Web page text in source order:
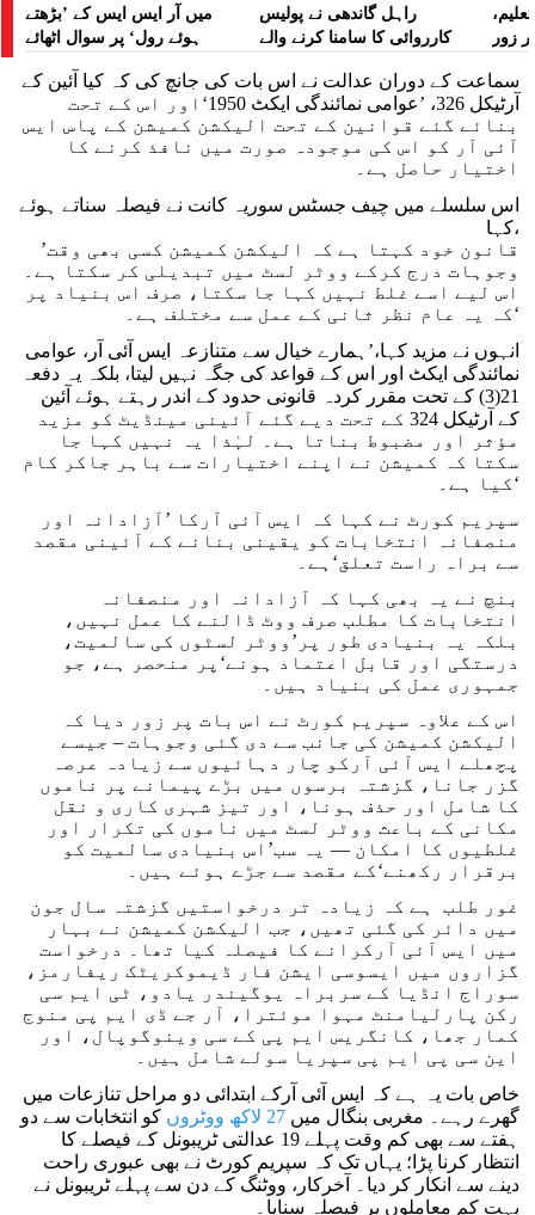
میں آر ایس ایس کے ’بڑھتے
ہوئے رول‘ پر سوال اٹھائے
راہل گاندھی نے پولیس
کارروائی کا سامنا کرنے والے
زور
سماعت کے دوران عدالت نے اس بات کی جانچ کی کہ کیا آئین کے
آرٹیکل 326، ’عوامی نمائندگی ایکٹ 1950‘اور اس کے تحت
بنائے گئے قوانین کے تحت الیکشن کمیشن کے پاس ایس
آئی آر کو اس کی موجودہ صورت میں نافذ کرنے کا
اختیار حاصل ہے۔
اس سلسلے میں چیف جسٹس سوریہ کانت نے فیصلہ سناتے ہوئے
کہا،
’قانون خود کہتا ہے کہ الیکشن کمیشن کسی بھی وقت
وجوہات درج کرکے ووٹر لسٹ میں تبدیلی کر سکتا ہے۔
اس لیے اسے غلط نہیں کہا جا سکتا، صرف اس بنیاد پر
کہ یہ عام نظر ثانی کے عمل سے مختلف ہے۔‘
انہوں نے مزید کہا،’ہمارے خیال سے متنازعہ ایس آئی آر، عوامی
نمائندگی ایکٹ اور اس کے قواعد کی جگہ نہیں لیتا، بلکہ یہ دفعہ
21(3) کے تحت مقرر کردہ قانونی حدود کے اندر رہتے ہوئے آئین
کے آرٹیکل 324 کے تحت دیے گئے آئینی مینڈیٹ کو مزید
مؤثر اور مضبوط بناتا ہے۔ لہٰذا یہ نہیں کہا جا
سکتا کہ کمیشن نے اپنے اختیارات سے باہر جاکر کام
کیا ہے۔‘
سپریم کورٹ نے کہا کہ ایس آئی آرکا ’آزادانہ اور
منصفانہ انتخابات کو یقینی بنانے کے آئینی مقصد
سے براہ راست تعلق‘ہے۔
بنچ نے یہ بھی کہا کہ آزادانہ اور منصفانہ
انتخابات کا مطلب صرف ووٹ ڈالنے کا عمل نہیں،
بلکہ یہ بنیادی طور پر’ووٹر لسٹوں کی سالمیت،
درستگی اور قابل اعتماد ہونے‘پر منحصر ہے، جو
جمہوری عمل کی بنیاد ہیں۔
اس کے علاوہ سپریم کورٹ نے اس بات پر زور دیا کہ
الیکشن کمیشن کی جانب سے دی گئی وجوہات – جیسے
پچھلے ایس آئی آرکو چار دہائیوں سے زیادہ عرصہ
گزر جانا، گزشتہ برسوں میں بڑے پیمانے پر ناموں
کا شامل اور حذف ہونا، اور تیز شہری کاری و نقل
مکانی کے باعث ووٹر لسٹ میں ناموں کی تکرار اور
غلطیوں کا امکان — یہ سب’اس بنیادی سالمیت کو
برقرار رکھنے‘کے مقصد سے جڑے ہوئے ہیں۔
غور طلب ہے کہ زیادہ تر درخواستیں گزشتہ سال جون
میں دائر کی گئی تھیں، جب الیکشن کمیشن نے بہار
میں ایس آئی آرکرانے کا فیصلہ کیا تھا۔ درخواست
گزاروں میں ایسوسی ایشن فار ڈیموکریٹک ریفارمز،
سوراج انڈیا کے سربراہ یوگیندر یادو، ٹی ایم سی
رکن پارلیامنٹ مہوا موئترا، آر جے ڈی ایم پی منوج
کمار جھا، کانگریس ایم پی کے سی وینوگوپال، اور
این سی پی ایم پی سپریا سولے شامل ہیں۔
خاص بات یہ ہے کہ ایس آئی آرکے ابتدائی دو مراحل تنازعات میں
گھرے رہے۔ مغربی بنگال میں 27 لاکھ ووٹروں
کو انتخابات سے دو
ہفتے سے بھی کم وقت پہلے 19 عدالتی ٹریبونل کے فیصلے کا
انتظار کرنا پڑا؛ یہاں تک کہ سپریم کورٹ نے بھی عبوری راحت
دینے سے انکار کر دیا۔ آخرکار، ووٹنگ کے دن سے پہلے ٹریبونل نے
بہت کم معاملوں پر فیصلہ سنایا۔